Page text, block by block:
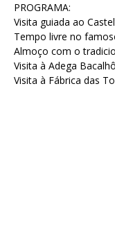
PROGRAMA:
Visita guiada ao
Tempo livre no
Almoço com o
Visita à Adega
Visita à Fábrica das